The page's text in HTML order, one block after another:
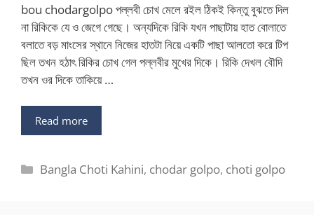
bou chodargolpo পল্লবী চোখ মেলে রইল ঠিকই কিন্তু বুঝতে দিল
না রিকিকে যে ও জেগে গেছে। অন্যদিকে রিকি যখন পাছাটায় হাত বোলাতে
বলাতে বড় মাংসের স্থানে নিজের হাতটা নিয়ে একটি পাছা আলতো করে টিপ
ছিল তখন হঠাৎ রিকির চোখ গেল পল্লবীর মুখের দিকে। রিকি দেখল বৌদি
তখন ওর দিকে তাকিয়ে …
Read more
Categories
Bangla Choti Kahini, chodar golpo, choti golpo